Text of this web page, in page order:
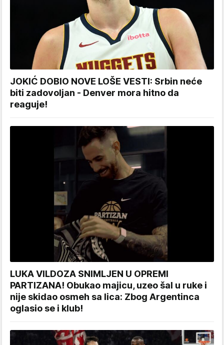
JOKIĆ DOBIO NOVE LOŠE VESTI: Srbin neće
biti zadovoljan - Denver mora hitno da
reaguje!
LUKA VILDOZA SNIMLJEN U OPREMI
PARTIZANA! Obukao majicu, uzeo šal u ruke i
nije skidao osmeh sa lica: Zbog Argentinca
oglasio se i klub!